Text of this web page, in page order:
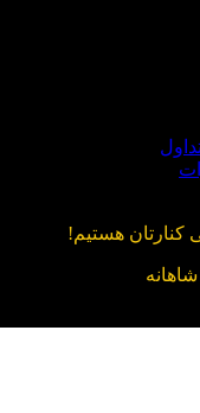
کنارتان هستیم!